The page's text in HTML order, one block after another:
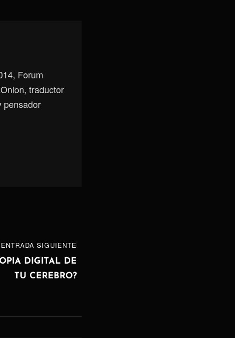
Forum
traductor
pensador
ENTRADA SIGUIENTE
DIGITAL DE
TU CEREBRO?